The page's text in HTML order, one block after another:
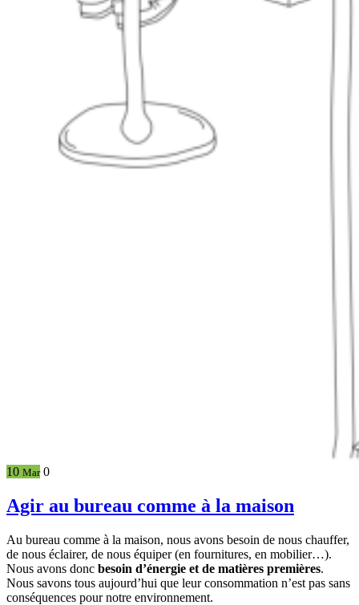
10 Mar 0
Agir au bureau comme à la maison
Au bureau comme à la maison, nous avons besoin de nous chauffer,
de nous éclairer, de nous équiper (en fournitures, en mobilier…).
Nous avons donc besoin d’énergie et de matières premières.
Nous savons tous aujourd’hui que leur consommation n’est pas sans
conséquences pour notre environnement.